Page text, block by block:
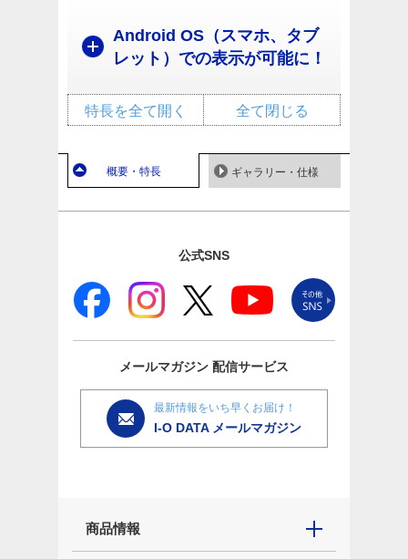
Android OS（スマホ、タブ
レット）での表示が可能に！
全て閉じる
特長を全て開く
概要・特長 ギャラリー・仕様
公式SNS
メールマガジン 配信サービス
最新情報をいち早くお届け！
I-O DATA メールマガジン
商品情報